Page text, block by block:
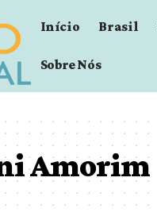
Início Brasil
Sobre Nós
Amorim